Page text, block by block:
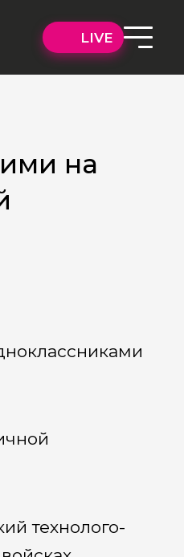
LIVE
на
технолого-